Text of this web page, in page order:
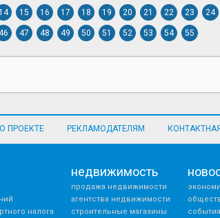
14 15 16 17 18 19 20 21 22 23 24
46 47 48 49 50 51 52 53 54 55
О ПРОЕКТЕ РЕКЛАМОДАТЕЛЯМ
налога
недвижимость
продажа недвижимости
агентства недвижимости
строительные магазины
события